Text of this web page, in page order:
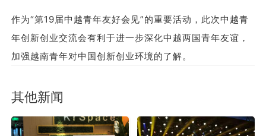
作为“第19届中越青年友好会见”的重要活动，此次中越青
年创新创业交流会有利于进一步深化中越两国青年友谊，
加强越南青年对中国创新创业环境的了解。
其他新闻